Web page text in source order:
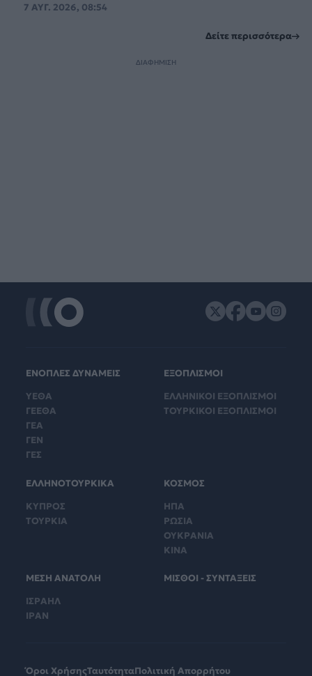
7 ΑΥΓ. 2026, 08:54
Δείτε περισσότερα
ΔΙΑΦΗΜΙΣΗ
ΕΝΟΠΛΕΣ ΔΥΝΑΜΕΙΣ
ΥΕΘΑ
ΓΕΕΘΑ
ΓΕΑ
ΓΕΝ
ΓΕΣ
ΕΞΟΠΛΙΣΜΟΙ
ΕΛΛΗΝΙΚΟΙ ΕΞΟΠΛΙΣΜΟΙ
ΤΟΥΡΚΙΚΟΙ ΕΞΟΠΛΙΣΜΟΙ
ΕΛΛΗΝΟΤΟΥΡΚΙΚΑ
ΚΥΠΡΟΣ
ΤΟΥΡΚΙΑ
ΚΟΣΜΟΣ
ΗΠΑ
ΡΩΣΙΑ
ΟΥΚΡΑΝΙΑ
ΚΙΝΑ
ΜΕΣΗ ΑΝΑΤΟΛΗ
ΙΣΡΑΗΛ
ΙΡΑΝ
ΜΙΣΘΟΙ - ΣΥΝΤΑΞΕΙΣ
Όροι ΧρήσηςΤαυτότηταΠολιτική Απορρήτου